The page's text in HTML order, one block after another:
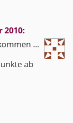
2010:
…
ab